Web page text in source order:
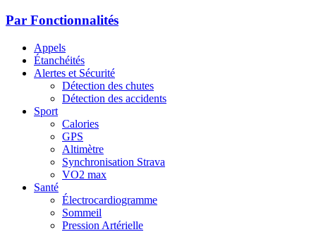
Par Fonctionnalités
Appels
Étanchéités
Alertes et Sécurité
Détection des chutes
Détection des accidents
Sport
Calories
GPS
Altimètre
Synchronisation Strava
VO2 max
Santé
Électrocardiogramme
Sommeil
Pression Artérielle